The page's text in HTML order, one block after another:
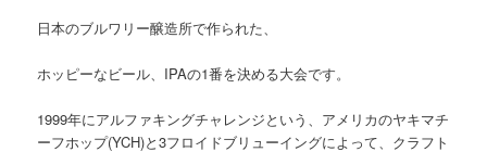
動
日本のブルワリー醸造所で作られた、
ホッピーなビール、IPAの1番を決める大会です。
1999年にアルファキングチャレンジという、アメリカのヤキマチ
ーフホップ(YCH)と3フロイドブリューイングによって、クラフト